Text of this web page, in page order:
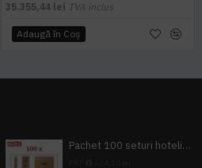
35.355,44 lei TVA inclus
Adaugă în Coş
Pachet 100 seturi hoteliere, set dentar, set barbierit, casca de dus, pila unghii, set cusut